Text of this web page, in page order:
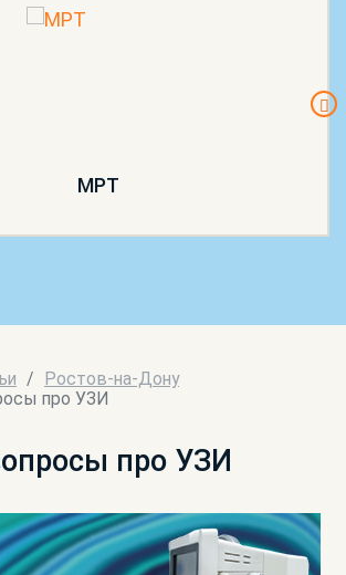
МРТ
Ростов-на-Дону
про УЗИ
про УЗИ